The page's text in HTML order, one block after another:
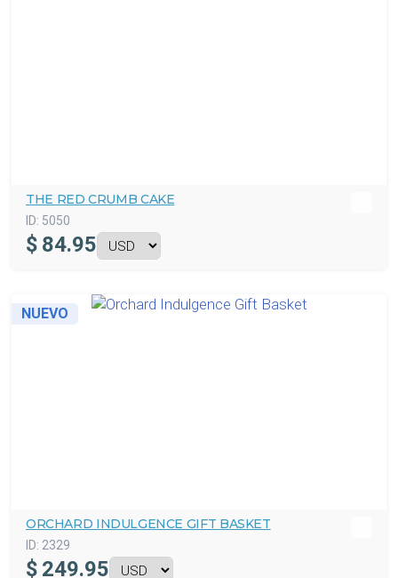
THE RED CRUMB CAKE
ID: 5050
$ 84.95
NUEVO
ORCHARD INDULGENCE GIFT BASKET
ID: 2329
$ 249.95